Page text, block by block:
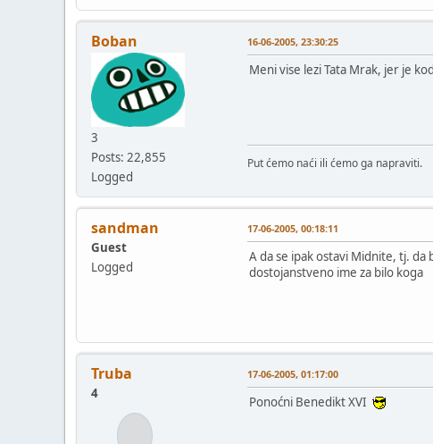
Boban
3
Posts: 22,855
Logged
16-06-2005, 23:30:25
Meni vise lezi Tata Mrak, jer je
Put ćemo naći ili ćemo ga napraviti.
sandman
Guest
Logged
17-06-2005, 00:18:11
A da se ipak ostavi Midnite, tj. da
dostojanstveno ime za bilo koga
Truba
4
17-06-2005, 01:17:00
Ponoćni Benedikt XVI